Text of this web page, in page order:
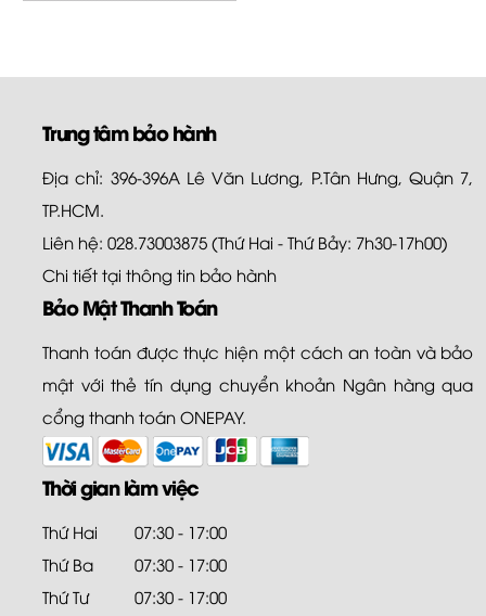
Trung tâm bảo hành
Địa chỉ: 396-396A Lê Văn Lương, P.Tân Hưng, Quận 7,
TP.HCM.
Liên hệ: 028.73003875 (Thứ Hai - Thứ Bảy: 7h30-17h00)
Chi tiết tại thông tin bảo hành
Bảo Mật Thanh Toán
Thanh toán được thực hiện một cách an toàn và bảo
mật với thẻ tín dụng chuyển khoản Ngân hàng qua
cổng thanh toán ONEPAY.
Thời gian làm việc
Thứ Hai
07:30 - 17:00
Thứ Ba
07:30 - 17:00
Thứ Tư
07:30 - 17:00